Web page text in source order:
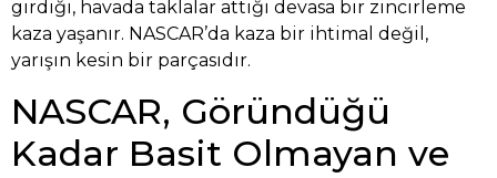
girdiği, havada taklalar attığı devasa bir zincirleme
kaza yaşanır. NASCAR’da kaza bir ihtimal değil,
yarışın kesin bir parçasıdır.
NASCAR, Göründüğü
Kadar Basit Olmayan ve